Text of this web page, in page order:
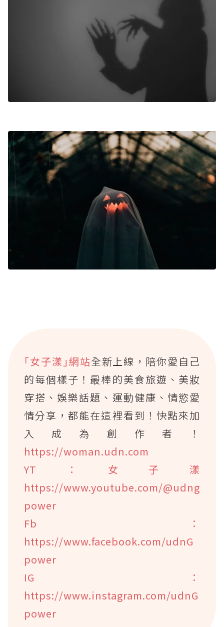
｢女子漾｣網站全新上線，陪你愛自己
的每個樣子！最棒的美食旅遊、美妝
穿搭、娛樂話題、運動健康、情慾愛
情分享，都能在這裡看到！快點來加
入成為創作者！
https://woman.udn.com
YT：女子漾
https://www.youtube.com/@udng
power
Fb：
https://www.facebook.com/udnG
power
IG：
https://www.instagram.com/udnG
power